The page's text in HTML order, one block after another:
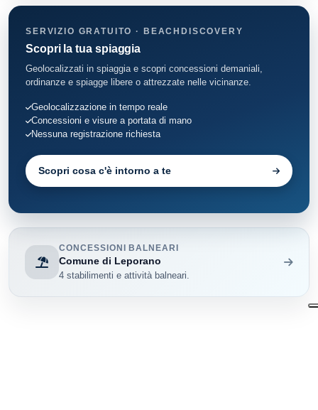
SERVIZIO GRATUITO · BEACHDISCOVERY
Scopri la tua spiaggia
Geolocalizzati in spiaggia e scopri concessioni demaniali,
ordinanze e spiagge libere o attrezzate nelle vicinanze.
Geolocalizzazione in tempo reale
Concessioni e visure a portata di mano
Nessuna registrazione richiesta
Scopri cosa c'è intorno a te
CONCESSIONI BALNEARI
Comune di Leporano
4 stabilimenti e attività balneari.